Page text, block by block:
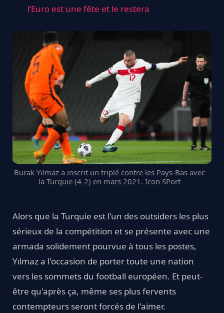
l’Euro est une fête et le restera
Burak Yılmaz a inscrit un triplé contre les Pays-Bas avec
la Turquie (4-2) en mars 2021. Icon SPort
Alors que la Turquie est l'un des outsiders les plus
sérieux de la compétition et se présente avec une
armada solidement pourvue à tous les postes,
Yılmaz a l'occasion de porter toute une nation
vers les sommets du football européen. Et peut-
être qu'après ça, même ses plus fervents
contempteurs seront forcés de l'aimer.